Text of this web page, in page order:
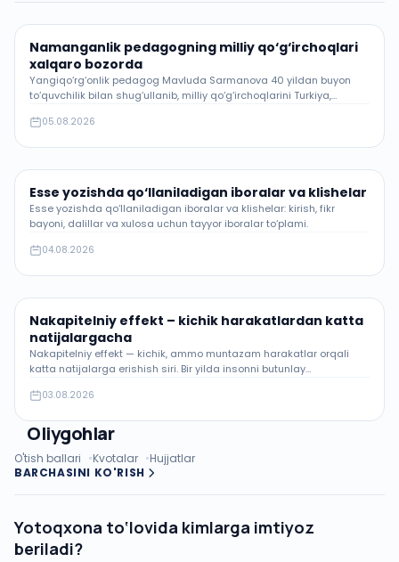
Namanganlik pedagogning milliy qo‘g‘irchoqlari
xalqaro bozorda
Yangiqo‘rg‘onlik pedagog Mavluda Sarmanova 40 yildan buyon
to‘quvchilik bilan shug‘ullanib, milliy qo‘g‘irchoqlarini Turkiya,
05.08.2026
Esse yozishda qo‘llaniladigan iboralar va klishelar
Esse yozishda qo‘llaniladigan iboralar va klishelar: kirish, fikr
bayoni, dalillar va xulosa uchun tayyor iboralar to‘plami.
04.08.2026
Nakapitelniy effekt – kichik harakatlardan katta
natijalargacha
Nakapitelniy effekt — kichik, ammo muntazam harakatlar orqali
katta natijalarga erishish siri. Bir yilda insonni butunlay
03.08.2026
Oliygohlar
O'tish ballari Kvotalar
Hujjatlar
BARCHASINI KO'RISH
Yotoqxona to‘lovida kimlarga imtiyoz
beriladi?